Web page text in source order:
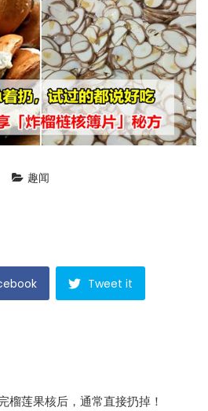
趣闻
Tweet it
榴莲果核后，通常直接扔掉！